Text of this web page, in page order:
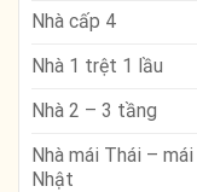
Nhà cấp 4
Nhà 1 trệt 1 lầu
Nhà 2 – 3 tầng
Nhà mái Thái – mái
Nhật